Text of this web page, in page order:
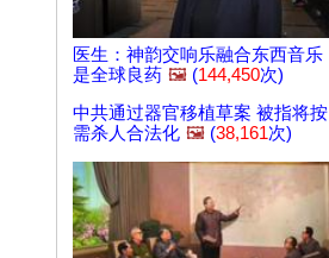
医生：神韵交响乐融合东西音乐
是全球良药 🖼️ (144,450次)
中共通过器官移植草案 被指将按
需杀人合法化 🖼️ (38,161次)